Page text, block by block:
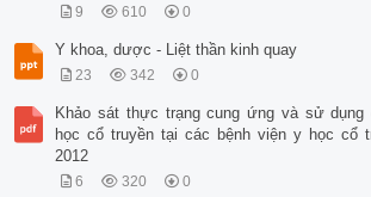
9 610 0
Y khoa, dược - Liệt thần kinh quay
23 342 0
Khảo sát thực trạng cung ứng và sử
học cổ truyền tại các bệnh viện y học cổ
2012
6 320 0